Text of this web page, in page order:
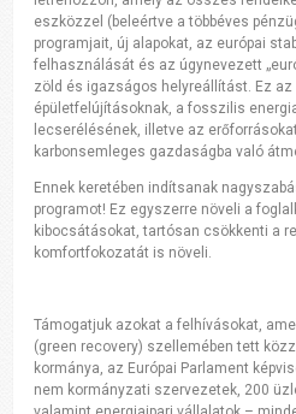
eszközzel (beleértve a többéves
programjait, új alapokat, az európai
felhasználását és az úgynevezett
zöld és igazságos helyreállítást. Ez
épületfelújításoknak, a fosszilis
lecserélésének, illetve az
karbonsemleges gazdaságba való
Ennek keretében indítsanak
programot! Ez egyszerre növeli a
kibocsátásokat, tartósan csökkenti a
komfortfokozatát is növeli.
Támogatjuk azokat a felhívásokat,
(green recovery) szellemében tett
kormánya, az Európai Parlament
nem kormányzati szervezetek, 200